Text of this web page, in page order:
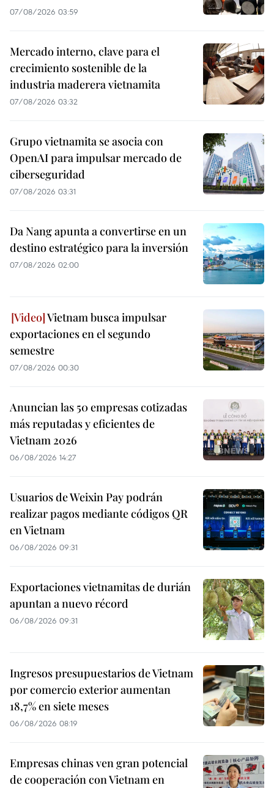
07/08/2026 03:59
Mercado interno, clave para el
crecimiento sostenible de la
industria maderera vietnamita
07/08/2026 03:32
Grupo vietnamita se asocia con
OpenAI para impulsar mercado de
ciberseguridad
07/08/2026 03:31
Da Nang apunta a convertirse en un
destino estratégico para la inversión
07/08/2026 02:00
Vietnam busca impulsar
exportaciones en el segundo
semestre
07/08/2026 00:30
Anuncian las 50 empresas cotizadas
más reputadas y eficientes de
Vietnam 2026
06/08/2026 14:27
Usuarios de Weixin Pay podrán
realizar pagos mediante códigos QR
en Vietnam
06/08/2026 09:31
Exportaciones vietnamitas de durián
apuntan a nuevo récord
06/08/2026 09:31
Ingresos presupuestarios de Vietnam
por comercio exterior aumentan
18,7% en siete meses
06/08/2026 08:19
Empresas chinas ven gran potencial
de cooperación con Vietnam en